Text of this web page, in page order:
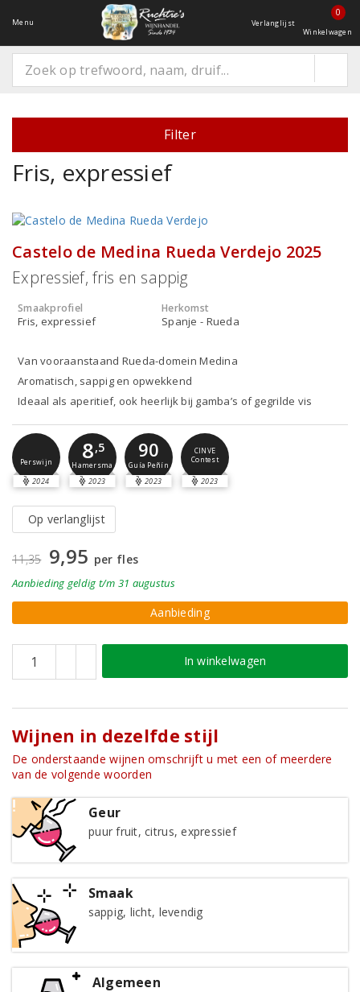
Menu Verlanglijst
0
Winkelwagen
Filter
Fris, expressief
Castelo de Medina Rueda Verdejo 2025
Expressief, fris en sappig
Smaakprofiel
Fris, expressief
Herkomst
Spanje - Rueda
Van vooraanstaand Rueda-domein Medina
Aromatisch, sappig en opwekkend
Ideaal als aperitief, ook heerlijk bij gamba’s of gegrilde vis
Perswijn
2024
8,5
Hamersma
2023
90
Guía Peñín
2023
CINVE
Contest
2023
Op verlanglijst
11,35 9,95 per fles
Aanbieding geldig t/m 31 augustus
Aanbieding
In winkelwagen
Wijnen in dezelfde stijl
De onderstaande wijnen omschrijft u met een of meerdere
van de volgende woorden
Geur
puur fruit, citrus, expressief
Smaak
sappig, licht, levendig
Algemeen